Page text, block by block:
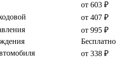
от 603 ₽
от 407 ₽
от 995 ₽
Бесплатно
от 338 ₽